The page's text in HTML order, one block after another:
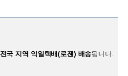
전국 지역 익일택배(로젠) 배송됩니다.